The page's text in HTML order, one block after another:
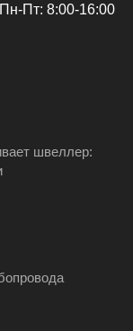
Пн-Пт: 8:00-16:00
швеллер: